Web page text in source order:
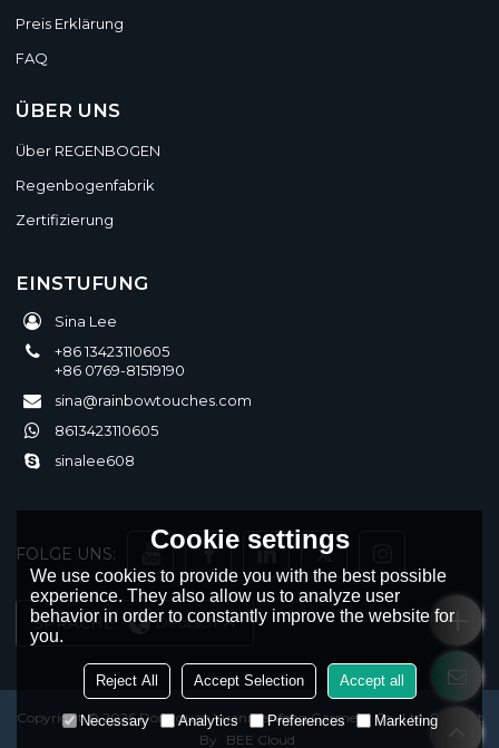
Preis Erklärung
FAQ
ÜBER UNS
Über REGENBOGEN
Regenbogenfabrik
Zertifizierung
EINSTUFUNG
Sina Lee
+86 13423110605
+86 0769-81519190
sina@rainbowtouches.com
8613423110605
sinalee608
FOLGE UNS:
SPRACHE: Deutsch
Copyright © 2026Dongguan Yuanmanfeng Garment Co., Ltd.Support
By
BEE Cloud
Cookie settings
We use cookies to provide you with the best possible
experience. They also allow us to analyze user
behavior in order to constantly improve the website for
you.
Reject All Accept Selection Accept all
Necessary Analytics Preferences Marketing